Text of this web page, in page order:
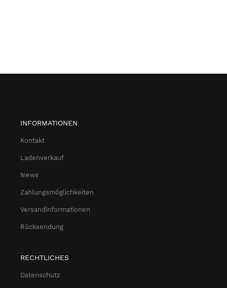
INFORMATIONEN
Kontakt
Ladenverkauf
News
Zahlungsmöglichkeiten
Versandinformationen
Rücksendung
RECHTLICHES
Datenschutz